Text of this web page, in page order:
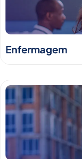
Enfermagem